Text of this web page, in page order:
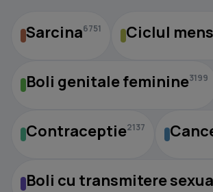
Sarcina6751 Ciclul
Boli genitale feminine3199
Contraceptie2137
Boli cu transmitere